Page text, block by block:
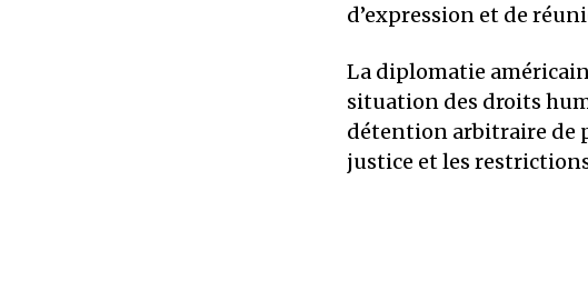
d’expression et de
La diplomatie
situation des droits
détention arbitraire de
justice et les